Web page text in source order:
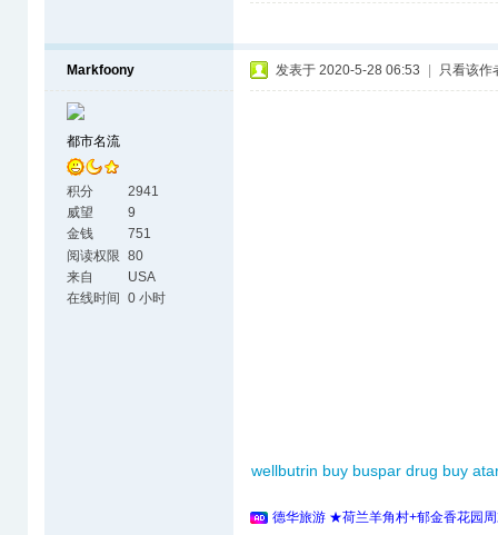
Markfoony
都市名流
积分
2941
威望
9
金钱
751
阅读权限 80
来自
USA
在线时间
0 小时
发表于 2020-5-28 06:53 只看该作
wellbutrin buy buspar drug buy
德华旅游 ★荷兰羊角村+郁金香花园